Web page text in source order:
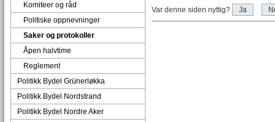
Komiteer og råd
Politiske oppnevninger
Saker og protokoller
Åpen halvtime
Reglement
Politikk Bydel Grünerløkka
Politikk Bydel Nordstrand
Politikk Bydel Nordre Aker
Var denne siden nyttig?
Ja